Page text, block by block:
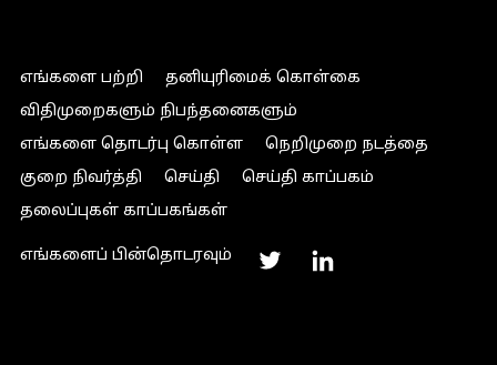
எங்களை பற்றி
தனியுரிமைக் கொள்கை
விதிமுறைகளும் நிபந்தனைகளும்
எங்களை தொடர்பு கொள்ள
நெறிமுறை நடத்தை
குறை நிவர்த்தி
செய்தி
செய்தி காப்பகம்
தலைப்புகள் காப்பகங்கள்
எங்களைப் பின்தொடரவும்